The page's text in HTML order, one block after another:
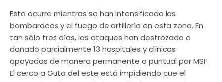
Esto ocurre mientras se han intensificado los
bombardeos y el fuego de artillería en esta zona. En
tan sólo tres días, los ataques han destrozado o
dañado parcialmente 13 hospitales y clínicas
apoyadas de manera permanente o puntual por MSF.
El cerco a Guta del este está impidiendo que el